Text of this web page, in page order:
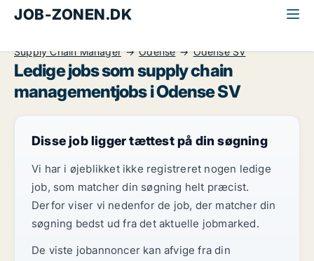
JOB-ZONEN.DK
Supply Chain Manager
Odense Odense SV
Ledige jobs som supply chain
managementjobs i Odense SV
Disse job ligger tættest på din søgning
Vi har i øjeblikket ikke registreret nogen ledige
job, som matcher din søgning helt præcist.
Derfor viser vi nedenfor de job, der matcher din
søgning bedst ud fra det aktuelle jobmarked.
De viste jobannoncer kan afvige fra din